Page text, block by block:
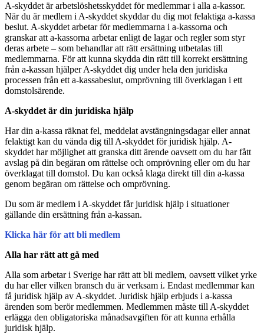
A-skyddet är arbetslöshetsskyddet för medlemmar i alla a-kassor.
När du är medlem i A-skyddet skyddar du dig mot felaktiga a-kassa
beslut. A-skyddet arbetar för medlemmarna i a-kassorna och
granskar att a-kassorna arbetar enligt de lagar och regler som styr
deras arbete – som behandlar att rätt ersättning utbetalas till
medlemmarna. För att kunna skydda din rätt till korrekt ersättning
från a-kassan hjälper A-skyddet dig under hela den juridiska
processen från ett a-kassabeslut, omprövning till överklagan i ett
domstolsärende.
A-skyddet är din juridiska hjälp
Har din a-kassa räknat fel, meddelat avstängningsdagar eller annat
felaktigt kan du vända dig till A-skyddet för juridisk hjälp. A-
skyddet har möjlighet att granska ditt ärende oavsett om du har fått
avslag på din begäran om rättelse och omprövning eller om du har
överklagat till domstol. Du kan också klaga direkt till din a-kassa
genom begäran om rättelse och omprövning.
Du som är medlem i A-skyddet får juridisk hjälp i situationer
gällande din ersättning från a-kassan.
Klicka här för att bli medlem
Alla har rätt att gå med
Alla som arbetar i Sverige har rätt att bli medlem, oavsett vilket yrke
du har eller vilken bransch du är verksam i. Endast medlemmar kan
få juridisk hjälp av A-skyddet. Juridisk hjälp erbjuds i a-kassa
ärenden som berör medlemmen. Medlemmen måste till A-skyddet
erlägga den obligatoriska månadsavgiften för att kunna erhålla
juridisk hjälp.